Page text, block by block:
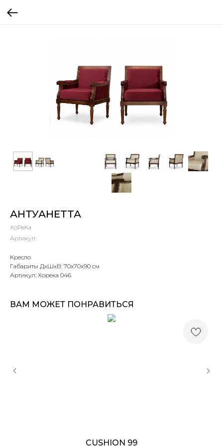
АНТУАНЕТТА
ХоРеКа
Артикул:
Кресло
Габариты ДхШхВ: 70х70х90 см
Артикул: Хорека 046
ВАМ МОЖЕТ ПОНРАВИТЬСЯ
CUSHION 99